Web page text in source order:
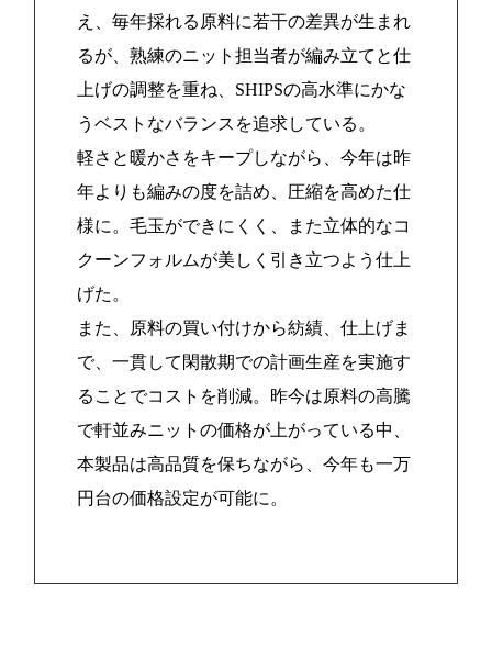
え、毎年採れる原料に若干の差異が生まれ
るが、熟練のニット担当者が編み立てと仕
上げの調整を重ね、SHIPSの高水準にかな
うベストなバランスを追求している。
軽さと暖かさをキープしながら、今年は昨
年よりも編みの度を詰め、圧縮を高めた仕
様に。毛玉ができにくく、また立体的なコ
クーンフォルムが美しく引き立つよう仕上
げた。
また、原料の買い付けから紡績、仕上げま
で、一貫して閑散期での計画生産を実施す
ることでコストを削減。昨今は原料の高騰
で軒並みニットの価格が上がっている中、
本製品は高品質を保ちながら、今年も一万
円台の価格設定が可能に。